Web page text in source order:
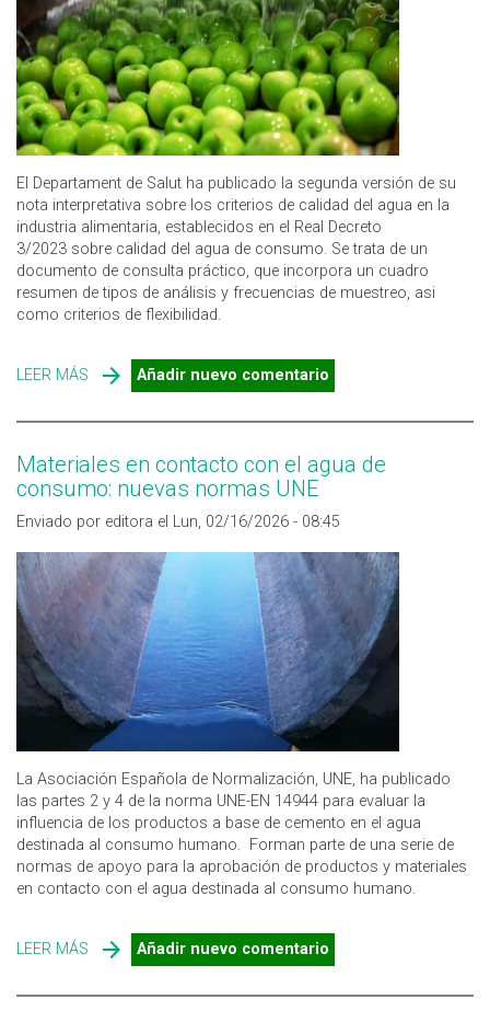
El Departament de Salut ha publicado la segunda versión de su
nota interpretativa sobre los criterios de calidad del agua en la
industria alimentaria, establecidos en el Real Decreto
3/2023 sobre calidad del agua de consumo. Se trata de un
documento de consulta práctico, que incorpora un cuadro
resumen de tipos de análisis y frecuencias de muestreo, asi
como criterios de flexibilidad.
LEER MÁS SOBRE EL DEPARTAMENT DE SALUT ACTUALIZA SU
NOTA INTERPRETATIVA SOBRE CRITERIOS DE CALIDAD
DEL AGUA EN LA INDUSTRIA ALIMENTARIA
Añadir nuevo comentario
Materiales en contacto con el agua de
consumo: nuevas normas UNE
Enviado por editora el Lun, 02/16/2026 - 08:45
La Asociación Española de Normalización, UNE, ha publicado
las partes 2 y 4 de la norma UNE-EN 14944 para evaluar la
influencia de los productos a base de cemento en el agua
destinada al consumo humano. Forman parte de una serie de
normas de apoyo para la aprobación de productos y materiales
en contacto con el agua destinada al consumo humano.
LEER MÁS SOBRE MATERIALES EN CONTACTO CON EL AGUA DE
CONSUMO: NUEVAS NORMAS UNE
Añadir nuevo comentario